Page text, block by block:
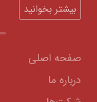
بیشتر بخوانید
صفحه اصلی
درباره ما